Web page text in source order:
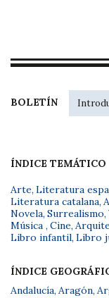
BOLETÍN
ÍNDICE TEMÁTICO
Arte, Literatura
Literatura catalana,
Novela, Surrealismo,
Música , Cine,
Libro infantil, Libro
ÍNDICE
Andalucía, Aragón,